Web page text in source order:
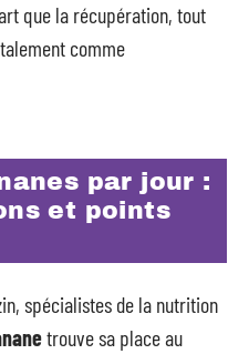
que la récupération, tout
comme
par jour :
et points
spécialistes de la nutrition
trouve sa place au